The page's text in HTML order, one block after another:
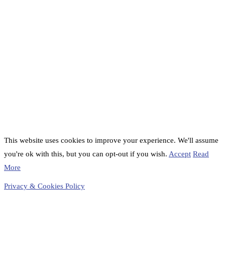
This website uses cookies to improve your experience. We'll assume
you're ok with this, but you can opt-out if you wish. Accept Read
More
Privacy & Cookies Policy